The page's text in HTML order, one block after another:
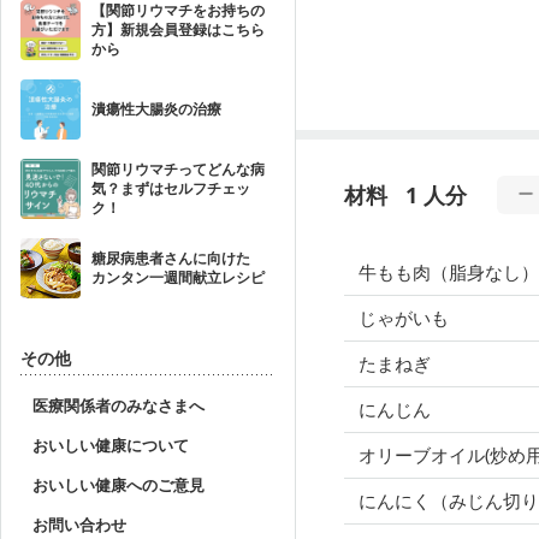
【関節リウマチをお持ちの
方】新規会員登録はこちら
から
潰瘍性大腸炎の治療
関節リウマチってどんな病
気？まずはセルフチェッ
ク！
糖尿病患者さんに向けた
カンタン一週間献立レシピ
その他
医療関係者のみなさまへ
おいしい健康について
おいしい健康へのご意見
お問い合わせ
材料 1 人分
牛もも肉（脂身なし）
じゃがいも
たまねぎ
にんじん
オリーブオイル(炒め
にんにく（みじん切